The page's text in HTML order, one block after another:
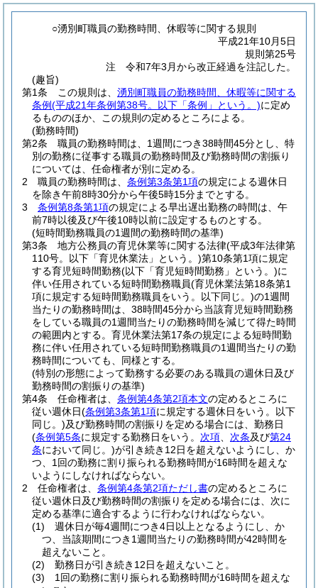
○湧別町職員の勤務時間、休暇等に関する規則
平成21年10月5日
規則第25号
注 令和7年3月から改正経過を注記した。
(趣旨)
第1条
この規則は、 湧別町職員の勤務時間、休暇等に関する
条例(平成21年条例第38号。以下「条例」という。)に定め
るもののほか、この規則の定めるところによる。
(勤務時間)
第2条
職員の勤務時間は、1週間につき38時間45分とし、特
別の勤務に従事する職員の勤務時間及び勤務時間の割振り
については、任命権者が別に定める。
2
職員の勤務時間は、 条例第3条第1項の規定による週休日
を除き午前8時30分から午後5時15分までとする。
3
条例第8条第1項の規定による早出遅出勤務の時間は、午
前7時以後及び午後10時以前に設定するものとする。
(短時間勤務職員の1週間の勤務時間の基準)
第3条
地方公務員の育児休業等に関する法律(平成3年法律第
110号。以下「育児休業法」という。)第10条第1項に規定
する育児短時間勤務(以下「育児短時間勤務」という。)に
伴い任用されている短時間勤務職員(育児休業法第18条第1
項に規定する短時間勤務職員をいう。以下同じ。)の1週間
当たりの勤務時間は、38時間45分から当該育児短時間勤務
をしている職員の1週間当たりの勤務時間を減じて得た時間
の範囲内とする。 育児休業法第17条の規定による短時間勤
務に伴い任用されている短時間勤務職員の1週間当たりの勤
務時間についても、同様とする。
(特別の形態によって勤務する必要のある職員の週休日及び
勤務時間の割振りの基準)
第4条
任命権者は、 条例第4条第2項本文の定めるところに
従い週休日(条例第3条第1項に規定する週休日をいう。以下
同じ。)及び勤務時間の割振りを定める場合には、勤務日
(条例第5条に規定する勤務日をいう。 次項 次条及び第24
条において同じ。)が引き続き12日を超えないようにし、か
つ、1回の勤務に割り振られる勤務時間が16時間を超えな
いようにしなければならない。
2
任命権者は、 条例第4条第2項ただし書の定めるところに
従い週休日及び勤務時間の割振りを定める場合には、次に
定める基準に適合するように行わなければならない。
(1)
週休日が毎4週間につき4日以上となるようにし、か
つ、当該期間につき1週間当たりの勤務時間が42時間を
超えないこと。
(2)
勤務日が引き続き12日を超えないこと。
(3)
1回の勤務に割り振られる勤務時間が16時間を超えな